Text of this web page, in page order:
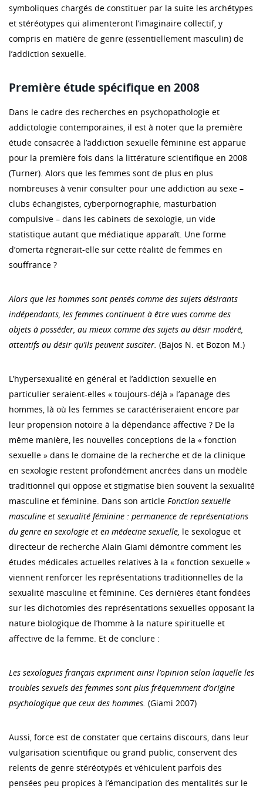
symboliques chargés de constituer par la suite les archétypes
et stéréotypes qui alimenteront l’imaginaire collectif, y
compris en matière de genre (essentiellement masculin) de
l’addiction sexuelle.
Première étude spécifique en 2008
Dans le cadre des recherches en psychopathologie et
addictologie contemporaines, il est à noter que la première
étude consacrée à l’addiction sexuelle féminine est apparue
pour la première fois dans la littérature scientifique en 2008
(Turner). Alors que les femmes sont de plus en plus
nombreuses à venir consulter pour une addiction au sexe –
clubs échangistes, cyberpornographie, masturbation
compulsive – dans les cabinets de sexologie, un vide
statistique autant que médiatique apparaît. Une forme
d’omerta règnerait-elle sur cette réalité de femmes en
souffrance ?
Alors que les hommes sont pensés comme des sujets désirants
indépendants, les femmes continuent à être vues comme des
objets à posséder, au mieux comme des sujets au désir modéré,
attentifs au désir qu’ils peuvent susciter. (Bajos N. et Bozon M.)
L’hypersexualité en général et l’addiction sexuelle en
particulier seraient-elles « toujours-déjà » l’apanage des
hommes, là où les femmes se caractériseraient encore par
leur propension notoire à la dépendance affective ? De la
même manière, les nouvelles conceptions de la « fonction
sexuelle » dans le domaine de la recherche et de la clinique
en sexologie restent profondément ancrées dans un modèle
traditionnel qui oppose et stigmatise bien souvent la sexualité
masculine et féminine. Dans son article Fonction sexuelle
masculine et sexualité féminine : permanence de représentations
du genre en sexologie et en médecine sexuelle, le sexologue et
directeur de recherche Alain Giami démontre comment les
études médicales actuelles relatives à la « fonction sexuelle »
viennent renforcer les représentations traditionnelles de la
sexualité masculine et féminine. Ces dernières étant fondées
sur les dichotomies des représentations sexuelles opposant la
nature biologique de l’homme à la nature spirituelle et
affective de la femme. Et de conclure :
Les sexologues français expriment ainsi l’opinion selon laquelle les
troubles sexuels des femmes sont plus fréquemment d’origine
psychologique que ceux des hommes. (Giami 2007)
Aussi, force est de constater que certains discours, dans leur
vulgarisation scientifique ou grand public, conservent des
relents de genre stéréotypés et véhiculent parfois des
pensées peu propices à l’émancipation des mentalités sur le